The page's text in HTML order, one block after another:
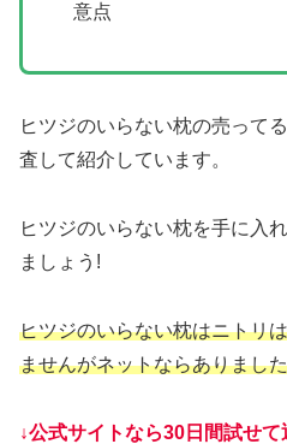
意点
ヒツジのいらない枕の売って
査して紹介しています。
ヒツジのいらない枕を手に入
ましょう!
ヒツジのいらない枕はニトリ
ませんがネットならありまし
↓公式サイトなら30日間試せ